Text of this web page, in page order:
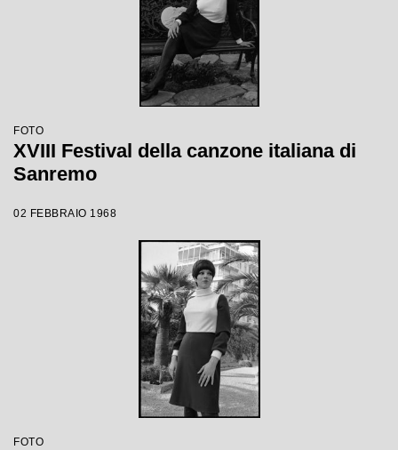
FOTO
XVIII Festival della canzone italiana di
Sanremo
02 FEBBRAIO 1968
FOTO